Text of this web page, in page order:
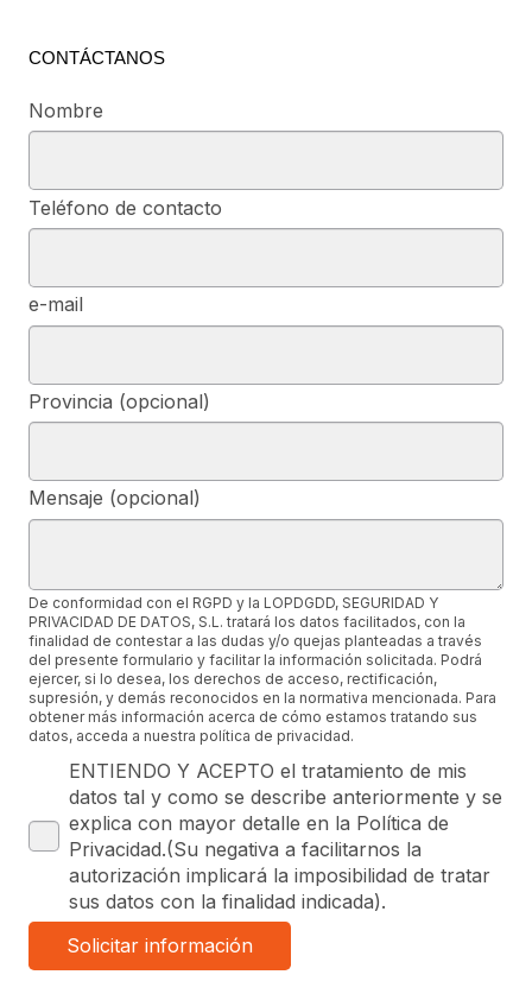
CONTÁCTANOS
Nombre
Teléfono de contacto
e-mail
Provincia (opcional)
Mensaje (opcional)
De conformidad con el RGPD y la LOPDGDD, SEGURIDAD Y
PRIVACIDAD DE DATOS, S.L. tratará los datos facilitados, con la
finalidad de contestar a las dudas y/o quejas planteadas a través
del presente formulario y facilitar la información solicitada. Podrá
ejercer, si lo desea, los derechos de acceso, rectificación,
supresión, y demás reconocidos en la normativa mencionada. Para
obtener más información acerca de cómo estamos tratando sus
datos, acceda a nuestra política de privacidad.
ENTIENDO Y ACEPTO el tratamiento de mis
datos tal y como se describe anteriormente y se
explica con mayor detalle en la Política de
Privacidad.(Su negativa a facilitarnos la
autorización implicará la imposibilidad de tratar
sus datos con la finalidad indicada).